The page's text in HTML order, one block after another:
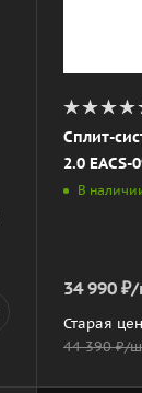
Сплит-
2.0
В
34 990 ₽/
Старая
44 390₽/